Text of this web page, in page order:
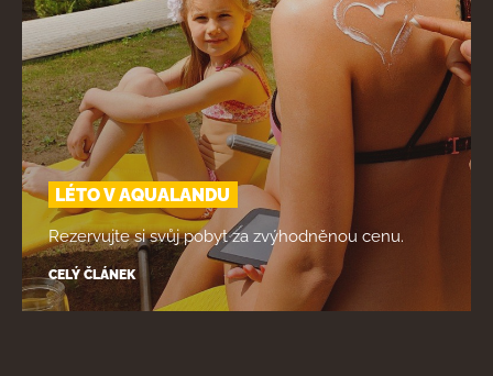
LÉTO V AQUALANDU
Rezervujte si svůj pobyt za zvýhodněnou cenu.
CELÝ ČLÁNEK